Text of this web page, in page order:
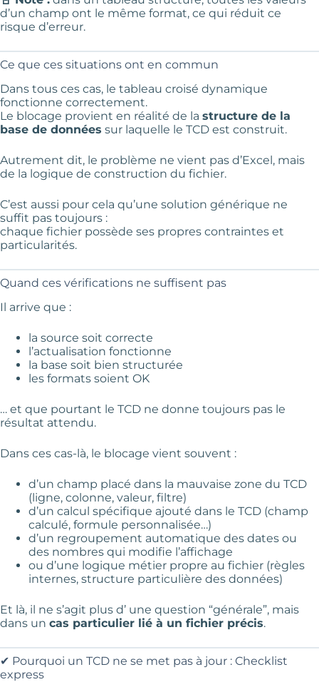
d’un champ ont le même format, ce qui réduit ce
risque d’erreur.
Ce que ces situations ont en commun
Dans tous ces cas, le tableau croisé dynamique
fonctionne correctement.
Le blocage provient en réalité de la structure de la
base de données sur laquelle le TCD est construit.
Autrement dit, le problème ne vient pas d’Excel, mais
de la logique de construction du fichier.
C’est aussi pour cela qu’une solution générique ne
suffit pas toujours :
chaque fichier possède ses propres contraintes et
particularités.
Quand ces vérifications ne suffisent pas
Il arrive que :
la source soit correcte
l’actualisation fonctionne
la base soit bien structurée
les formats soient OK
… et que pourtant le TCD ne donne toujours pas le
résultat attendu.
Dans ces cas-là, le blocage vient souvent :
d’un champ placé dans la mauvaise zone du TCD
(ligne, colonne, valeur, filtre)
d’un calcul spécifique ajouté dans le TCD (champ
calculé, formule personnalisée…)
d’un regroupement automatique des dates ou
des nombres qui modifie l’affichage
ou d’une logique métier propre au fichier (règles
internes, structure particulière des données)
Et là, il ne s’agit plus d’ une question “générale”, mais
dans un cas particulier lié à un fichier précis.
✔ Pourquoi un TCD ne se met pas à jour : Checklist
express